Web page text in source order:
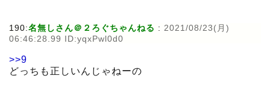
190:名無しさん＠２ろぐちゃんねる : 2021/08/23(月)
06:46:28.99 ID:yqxPwl0d0
>>9
どっちも正しいんじゃねーの